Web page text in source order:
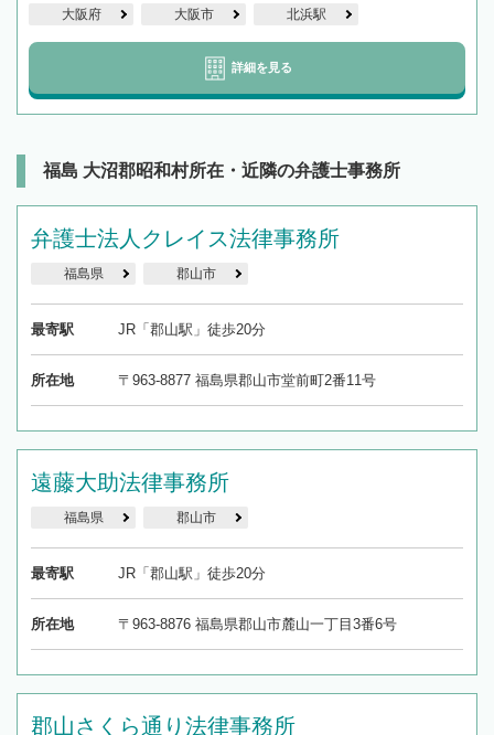
大阪府 大阪市 北浜駅
詳細を見る
福島 大沼郡昭和村所在・近隣の弁護士事務所
弁護士法人クレイス法律事務所
福島県 郡山市
最寄駅 JR「郡山駅」徒歩20分
所在地 〒963-8877 福島県郡山市堂前町2番11号
遠藤大助法律事務所
福島県 郡山市
最寄駅 JR「郡山駅」徒歩20分
所在地 〒963-8876 福島県郡山市麓山一丁目3番6号
郡山さくら通り法律事務所